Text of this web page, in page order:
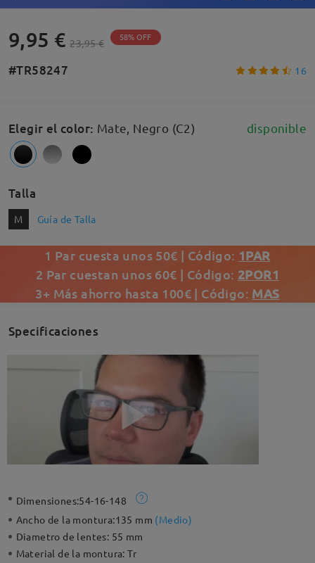
9,95 € 23,95 € 58% OFF
#TR58247 16
Elegir el color: Mate, Negro (C2) disponible
Talla
M Guía de Talla
1 Par cuesta unos 50€ | Código: 1PAR
2 Par cuestan unos 60€ | Código: 2POR1
3+ Más ahorro hasta 100€ | Código: MAS
Specificaciones
Dimensiones:54-16-148
Ancho de la montura:135 mm (Medio)
Diametro de lentes: 55 mm
Material de la montura:Tr